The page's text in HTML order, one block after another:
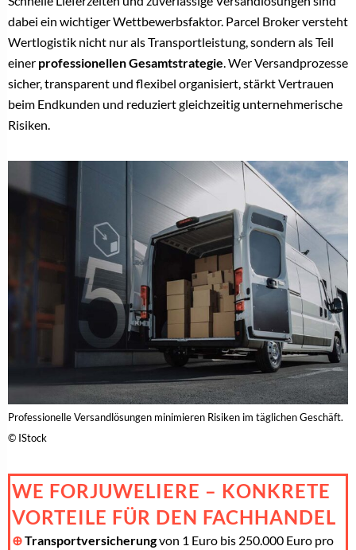
dabei ein wichtiger Wettbewerbsfaktor. Parcel Broker versteht
Wertlogistik nicht nur als Transportleistung, sondern als Teil
einer professionellen Gesamtstrategie. Wer Versandprozesse
sicher, transparent und flexibel organisiert, stärkt Vertrauen
beim Endkunden und reduziert gleichzeitig unternehmerische
Risiken.
Professionelle Versandlösungen minimieren Risiken im täglichen Geschäft.
© IStock
WE FORJUWELIERE – KONKRETE
VORTEILE FÜR DEN FACHHANDEL
⊕Transportversicherungvon 1 Euro bis 250.000 Euro pro